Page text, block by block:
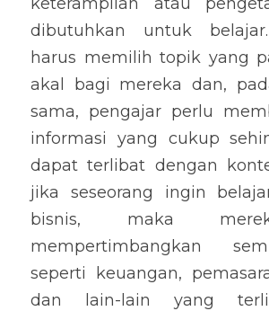
dibutuhkan untuk
harus memilih topik yang
akal bagi mereka dan,
sama, pengajar perlu
informasi yang cukup
dapat terlibat dengan
jika seseorang ingin
bisnis, maka
mempertimbangkan
seperti keuangan,
dan lain-lain yang